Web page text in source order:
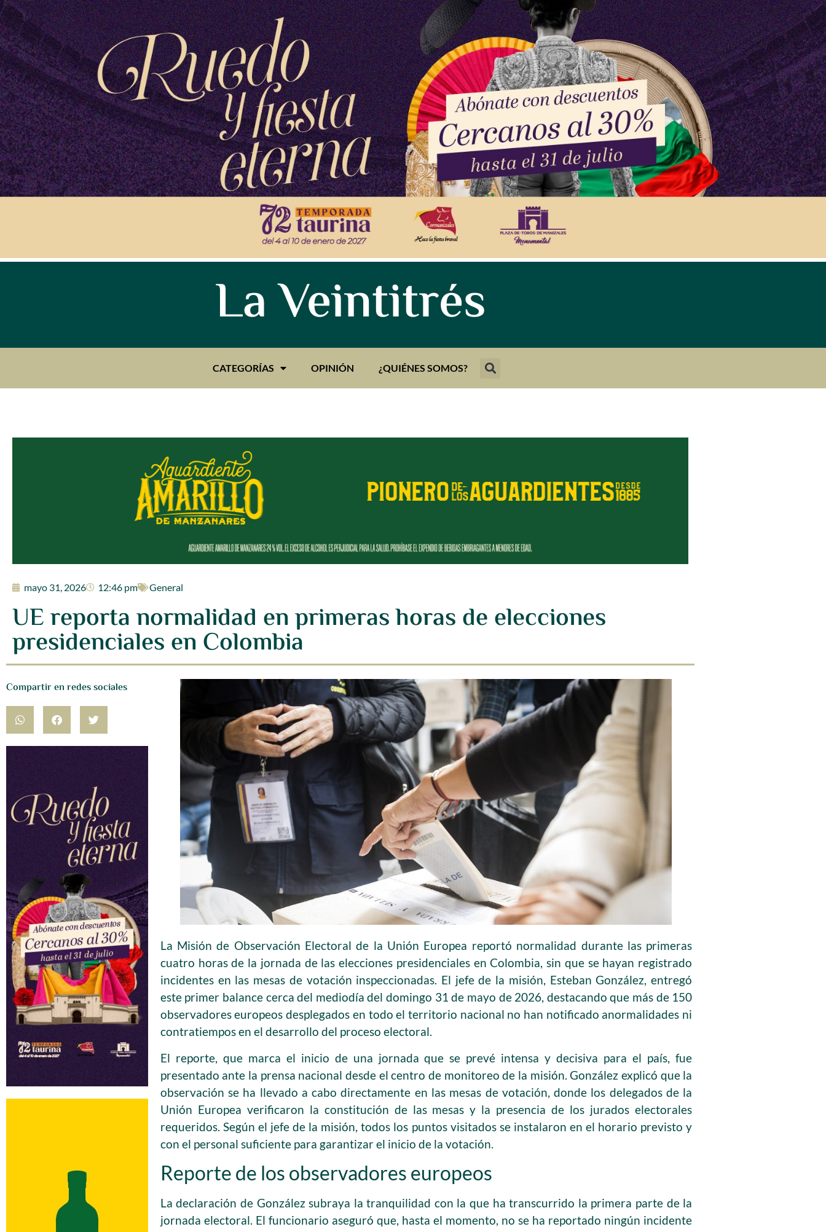
La Veintitrés
CATEGORÍAS OPINIÓN ¿QUIÉNES SOMOS?
mayo 31, 2026 12:46 pm General
UE reporta normalidad en primeras horas de elecciones
presidenciales en Colombia
Compartir en redes sociales
La Misión de Observación Electoral de la Unión Europea reportó normalidad durante las primeras
cuatro horas de la jornada de las elecciones presidenciales en Colombia, sin que se hayan registrado
incidentes en las mesas de votación inspeccionadas. El jefe de la misión, Esteban González, entregó
este primer balance cerca del mediodía del domingo 31 de mayo de 2026, destacando que más de 150
observadores europeos desplegados en todo el territorio nacional no han notificado anormalidades ni
contratiempos en el desarrollo del proceso electoral.
El reporte, que marca el inicio de una jornada que se prevé intensa y decisiva para el país, fue
presentado ante la prensa nacional desde el centro de monitoreo de la misión. González explicó que la
observación se ha llevado a cabo directamente en las mesas de votación, donde los delegados de la
Unión Europea verificaron la constitución de las mesas y la presencia de los jurados electorales
requeridos. Según el jefe de la misión, todos los puntos visitados se instalaron en el horario previsto y
con el personal suficiente para garantizar el inicio de la votación.
Reporte de los observadores europeos
La declaración de González subraya la tranquilidad con la que ha transcurrido la primera parte de la
jornada electoral. El funcionario aseguró que, hasta el momento, no se ha reportado ningún incidente